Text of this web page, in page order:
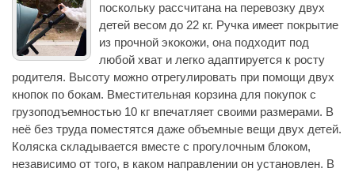
поскольку рассчитана на перевозку двух
детей весом до 22 кг. Ручка имеет покрытие
из прочной экокожи, она подходит под
любой хват и легко адаптируется к росту
родителя. Высоту можно отрегулировать при помощи двух
кнопок по бокам. Вместительная корзина для покупок с
грузоподъемностью 10 кг впечатляет своими размерами. В
неё без труда поместятся даже объемные вещи двух детей.
Коляска складывается вместе с прогулочным блоком,
независимо от того, в каком направлении он установлен. В